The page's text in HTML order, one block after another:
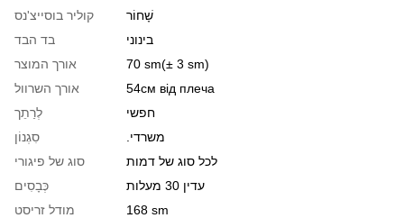
קוליר בוסייצ'נס
שָׁחוֹר
בד הבד
בינוני
אורך המוצר
70 sm(± 3 sm)
אורך השרוול
54см від плеча
לְרַתֵך
חפשי
סִגְנוֹן
.משרדי
סוג של פיגורי
לכל סוג של דמות
כְּבָסִים
עדין 30 מעלות
מודל זריסט
168 sm